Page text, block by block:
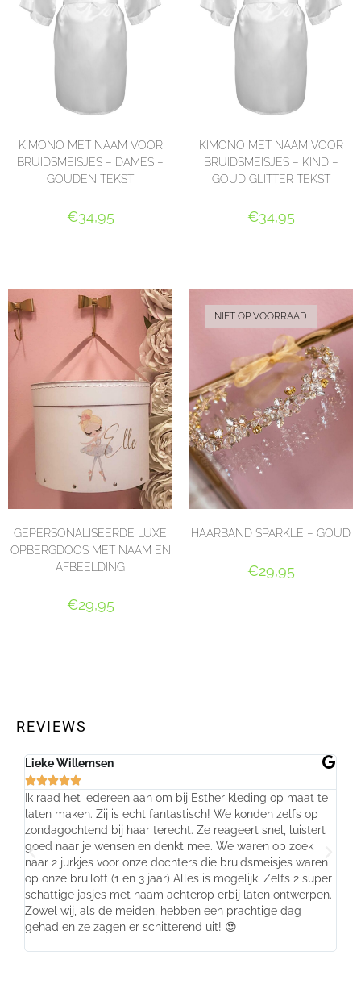
KIMONO MET NAAM VOOR
BRUIDSMEISJES – DAMES –
GOUDEN TEKST
€34,95
KIMONO MET NAAM VOOR
BRUIDSMEISJES – KIND –
GOUD GLITTER TEKST
€34,95
GEPERSONALISEERDE LUXE
OPBERGDOOS MET NAAM EN
AFBEELDING
€29,95
NIET OP VOORRAAD
HAARBAND SPARKLE – GOUD
€29,95
REVIEWS
Lieke Willemsen

Ik raad het iedereen aan om bij Esther kleding op maat te
laten maken. Zij is echt fantastisch! We konden zelfs op
zondagochtend bij haar terecht. Ze reageert snel, luistert
goed naar je wensen en denkt mee. We waren op zoek
naar 2 jurkjes voor onze dochters die bruidsmeisjes waren
op onze bruiloft (1 en 3 jaar) Alles is mogelijk. Zelfs 2 super
schattige jasjes met naam achterop erbij laten ontwerpen.
Zowel wij, als de meiden, hebben een prachtige dag
gehad en ze zagen er schitterend uit! 😍